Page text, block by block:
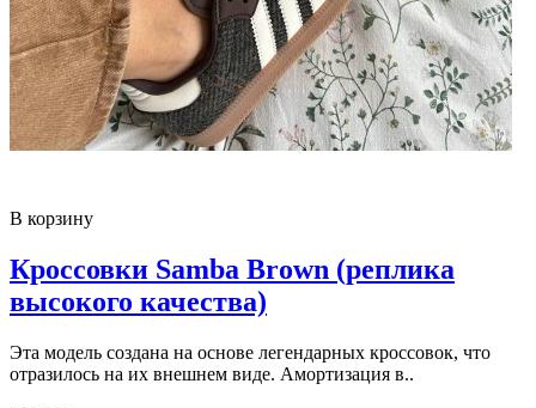
В корзину
Кроссовки Samba Brown (реплика
высокого качества)
Эта модель создана на основе легендарных кроссовок, что
отразилось на их внешнем виде. Амортизация в..